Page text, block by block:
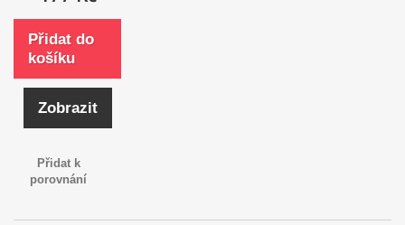
Přidat do
košíku
Zobrazit
Přidat k
porovnání